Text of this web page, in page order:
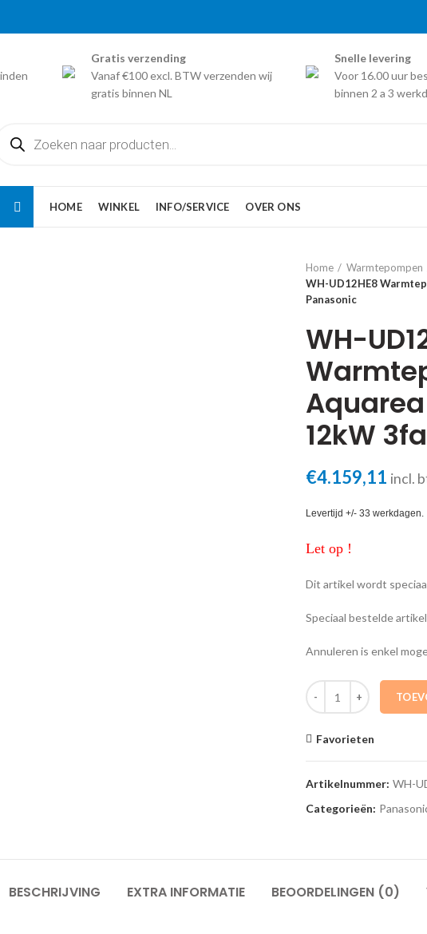
Gratis verzending
Vanaf €100 excl. BTW verzenden wij
gratis binnen NL
Snelle levering
Voor 16.00 uur
binnen 2 a 3
zoeken
HOME WINKEL INFO/SERVICE OVER ONS
Home
Warmtepompen
WH-UD12HE8
Panasonic
WH-
12kW
€4.159,11 incl.
Levertijd +/- 33 werkdagen.
Let op !
Dit artikel wordt
Speciaal bestelde
Annuleren is enkel
WH-UD12HE8
Favorieten
Artikelnummer: WH-
Categorieën:
BESCHRIJVING EXTRA INFORMATIE BEOORDELINGEN (0)